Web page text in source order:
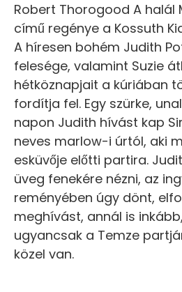
Robert Thorogood A halál
című regénye a Kossuth
A híresen bohém Judith
felesége, valamint Suzie
hétköznapjait a kúriában
fordítja fel. Egy szürke,
napon Judith hívást kap
neves marlow-i úrtól, aki
esküvője előtti partira.
üveg fenekére nézni, az
reményében úgy dönt,
meghívást, annál is
ugyancsak a Temze
közel van.